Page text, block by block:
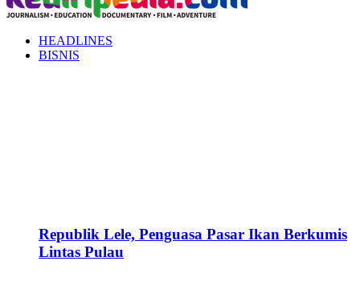
HEADLINES
BISNIS
Republik Lele, Penguasa Pasar Ikan Berkumis
Lintas Pulau